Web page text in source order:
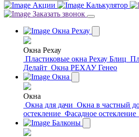
Акции Калькулятор
Заказать звонок
Окна Рехау
Окна Рехау
Пластиковые окна Рехау Блиц
Делайт Окна РЕХАУ Генео
Окна
Окна
Окна для дачи Окна в частный
остекление Фасадное остекление
Балконы